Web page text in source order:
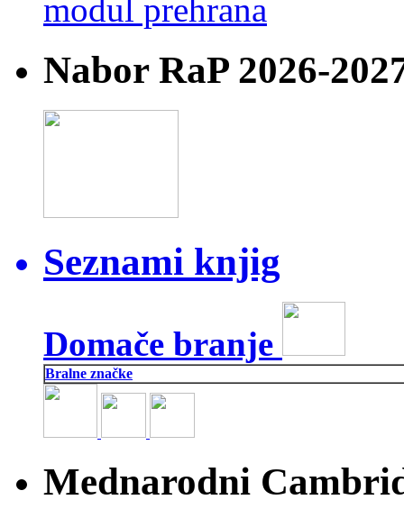
Nabor RaP 2026-
Seznami knjig
Domače branje
Bralne značke
Mednarodni